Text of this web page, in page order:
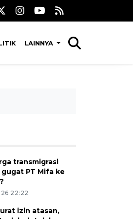
LAINNYA
transmigrasi
PT Mifa ke
22:22
izin atasan,